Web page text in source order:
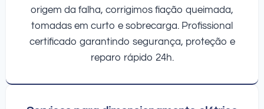
origem da falha, corrigimos fiação queimada,
tomadas em curto e sobrecarga. Profissional
certificado garantindo segurança, proteção e
reparo rápido 24h.